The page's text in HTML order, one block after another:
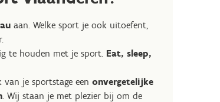
aan. Welke sport je ook uitoefent,
te houden met je sport.Eat, sleep,
je sportstage een onvergetelijke
. Wij staan je met plezier bij om de